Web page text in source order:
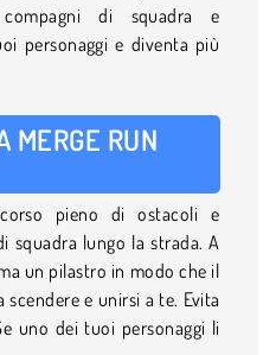
compagni di squadra e
personaggi e diventa più
MERGE RUN
pieno di ostacoli e
squadra lungo la strada. A
un pilastro in modo che il
e unirsi a te. Evita
uno dei tuoi personaggi li